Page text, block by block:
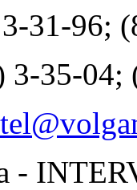
31-96;
3-35-04;
-